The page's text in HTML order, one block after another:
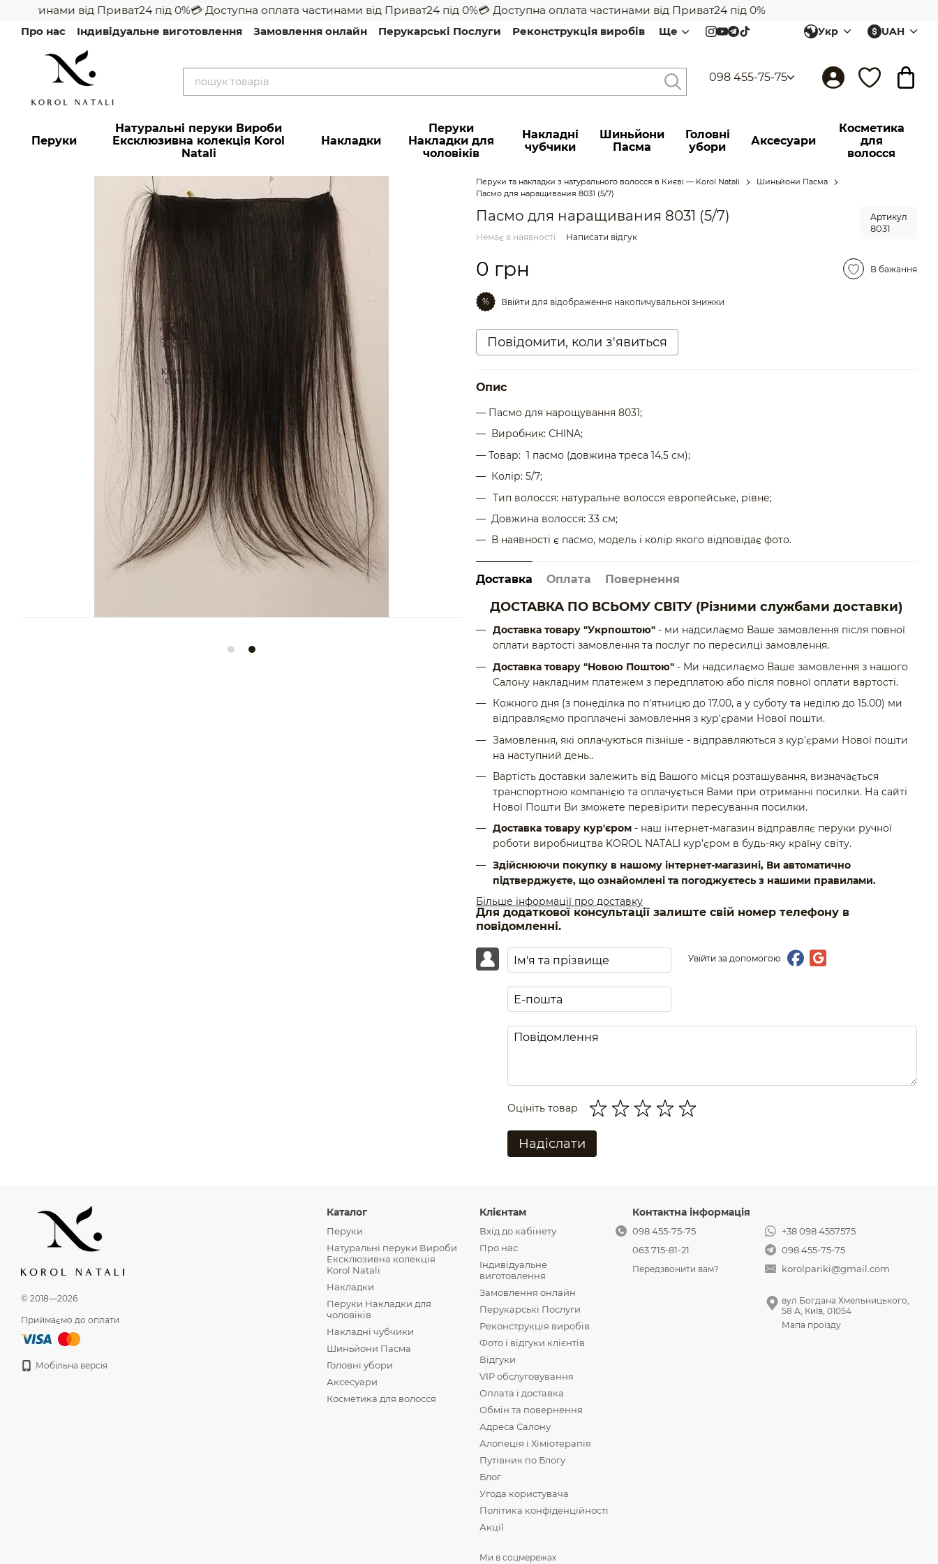
Перейти до основного контенту
від Приват24 під 0%💳 Доступна оплата частинами від Приват24 під 0%💳 Доступна оплата частинами від Приват24 під 0%
Про нас
Індивідуальне виготовлення Замовлення онлайн Перукарські Послуги Реконструкція виробів Ще Укр UAH
098 455-75-75
Перуки
Натуральні перуки Вироби
Ексклюзивна колекція Korol
Natali
Накладки
Перуки
Накладки для
чоловіків
Накладні
чубчики
Шиньйони
Пасма
Головні
убори
Аксесуари
Косметика
для
волосся
Перуки та накладки з натурального волосся в Києві — Korol Natali
Шиньйони Пасма
Пасмо для наращивания 8031 (5/7)
Пасмо для наращивания 8031 (5/7) Артикул
8031
Немає в наявності Написати відгук
0 грн В бажання
% Ввійти для відображення накопичувальної знижки
Повідомити, коли з'явиться
Опис
— Пасмо для нарощування 8031;
— Виробник: CHINA;
— Товар: 1 пасмо (довжина треса 14,5 см);
— Колір: 5/7;
Тип волосся: натуральне волосся европейське, рівне;
— Довжина волосся: 33 см;
— В наявності є пасмо, модель і колір якого відповідає фото.
Доставка Оплата Повернення
ДОСТАВКА ПО ВСЬОМУ СВІТУ (Різними службами доставки)
Доставка товару "Укрпоштою" - ми надсилаємо Ваше замовлення після повної
оплати вартості замовлення та послуг по пересилці замовлення.
Доставка товару "Новою Поштою" - Ми надсилаємо Ваше замовлення з нашого
Салону накладним платежем з передплатою або після повної оплати вартості.
Кожного дня (з понеділка по п'ятницю до 17.00, а у суботу та неділю до 15.00) ми
відправляємо проплачені замовлення з кур'єрами Нової пошти.
Замовлення, які оплачуються пізніше - відправляються з кур'єрами Нової пошти
на наступний день..
Вартість доставки залежить від Вашого місця розташування, визначається
транспортною компанією та оплачується Вами при отриманні посилки. На сайті
Нової Пошти Ви зможете перевірити пересування посилки.
Доставка товару кур'єром - наш інтернет-магазин відправляє перуки ручної
роботи виробництва KOROL NATALI кур'єром в будь-яку країну світу.
Здійснюючи покупку в нашому інтернет-магазині, Ви автоматично
підтверджуєте, що ознайомлені та погоджуєтесь з нашими правилами.
Більше інформації про доставку
Для додаткової консультації залиште свій номер телефону в
повідомленні.
Увійти за допомогою
Оцініть товар
Надіслати
© 2018—2026
Приймаємо до оплати
Мобільна версія
Каталог
Перуки
Натуральні перуки Вироби
Ексклюзивна колекція
Korol Natali
Накладки
Перуки Накладки для
чоловіків
Накладні чубчики
Шиньйони Пасма
Головні убори
Аксесуари
Косметика для волосся
Клієнтам
Вхід до кабінету
Про нас
Індивідуальне
виготовлення
Замовлення онлайн
Перукарські Послуги
Реконструкція виробів
Фото і відгуки клієнтів
Відгуки
VIP обслуговування
Оплата і доставка
Обмін та повернення
Адреса Салону
Алопеція і Хіміотерапія
Путівник по Блогу
Блог
Угода користувача
Політика конфіденційності
Акції
Ми в соцмережах
Контактна інформація
098 455-75-75
063 715-81-21
Передзвонити вам?
+38 098 4557575
098 455-75-75
korolpariki@gmail.com
вул.Богдана Хмельницького,
58 А, Київ, 01054
Мапа проїзду